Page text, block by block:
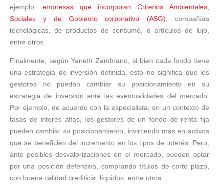
ejemplo: empresas que incorporan Criterios Ambientales,
Sociales y de Gobierno corporativo (ASG) , compañías
tecnológicas, de productos de consumo, o artículos de lujo,
entre otros.
Finalmente, según Yaneth Zambrano, si bien cada fondo tiene
una estrategia de inversión definida, esto no significa que los
gestores no puedan cambiar su posicionamiento en su
estrategia de inversión ante las eventualidades del mercado.
Por ejemplo, de acuerdo con la especialista, en un contexto de
tasas de interés altas, los gestores de un fondo de renta fija
pueden cambiar su posicionamiento, invirtiendo más en activos
que se beneficien del incremento en los tipos de interés. Pero,
ante posibles desvalorizaciones en el mercado, pueden optar
por una posición defensiva, comprando títulos de corto plazo,
con buena calidad crediticia, líquidos, entre otros.